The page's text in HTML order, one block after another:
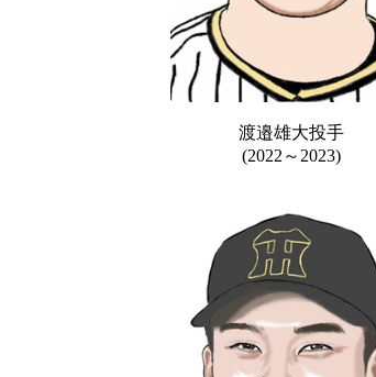
渡邉雄大投手
(2022～2023)